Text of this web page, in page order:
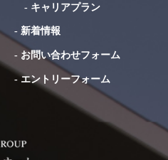
- キャリアプラン
-新着情報
- お問い合わせフォーム
-エントリーフォーム